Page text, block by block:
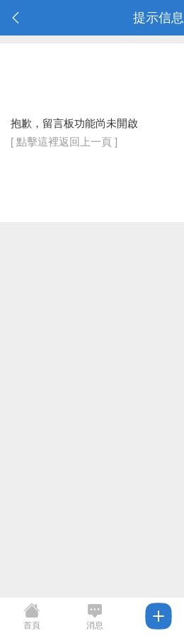
提示信息
抱歉，留言板功能尚未開啟
[ 點擊這裡返回上一頁 ]
首頁 消息